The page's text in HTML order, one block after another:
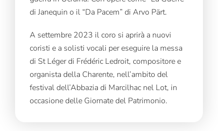
di Janequin o il “Da Pacem” di Arvo Pärt.
A settembre 2023 il coro si aprirà a nuovi
coristi e a solisti vocali per eseguire la messa
di St Léger di Frédéric Ledroit, compositore e
organista della Charente, nell’ambito del
festival dell’Abbazia di Marcilhac nel Lot, in
occasione delle Giornate del Patrimonio.